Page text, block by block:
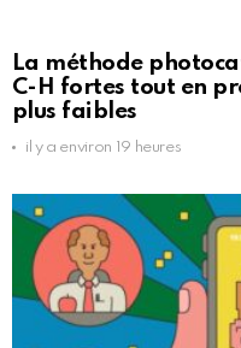
La méthode
C-H fortes tout en
plus faibles
il y a environ 19 heures